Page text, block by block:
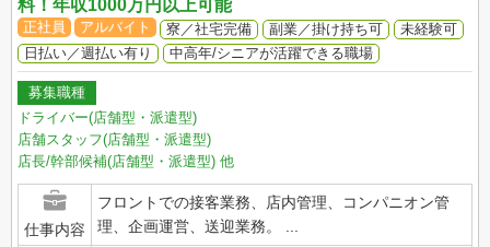
料！年収1000万円以上可能
正社員 アルバイト 寮／社宅完備 副業／掛け持ち可
未経験可
日払い／週払い有り
中高年/シニアが活躍できる職場
募集職種
ドライバー(店舗型・派遣型)
店舗スタッフ(店舗型・派遣型)
店長/幹部候補(店舗型・派遣型) 他
仕事内容
フロントでの接客業務、店内管理、コンパニオン管
理、企画運営、送迎業務。 ...